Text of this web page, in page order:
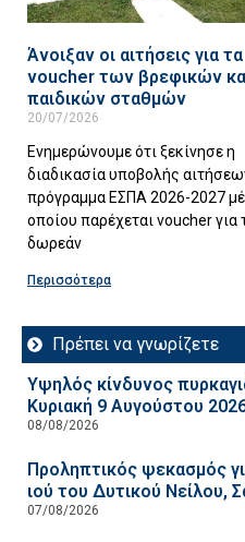
Άνοιξαν οι αιτήσεις για τα
voucher των βρεφικών
παιδικών σταθμών
20/07/2026
Eνημερώνουμε ότι ξεκίνησε η
διαδικασία υποβολής
πρόγραμμα ΕΣΠΑ 2026-2027
οποίου παρέχεται voucher για
δωρεάν
Περισσότερα
Πρέπει να γνωρίζετε
Υψηλός κίνδυνος
Κυριακή 9 Αυγούστου
08/08/2026
Προληπτικός ψεκασμός
ιού του Δυτικού Νείλου,
07/08/2026